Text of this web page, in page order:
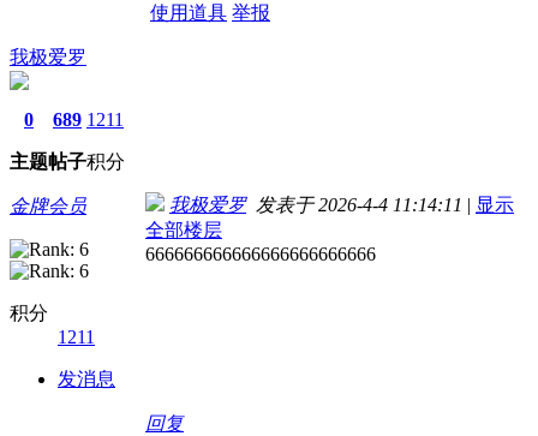
使用道具 举报
我极爱罗
0
主题
689
帖子
1211
积分
金牌会员
积分
1211
发消息
我极爱罗发表于 2026-4-4 11:14:11 | 显示
全部楼层
666666666666666666666666
回复